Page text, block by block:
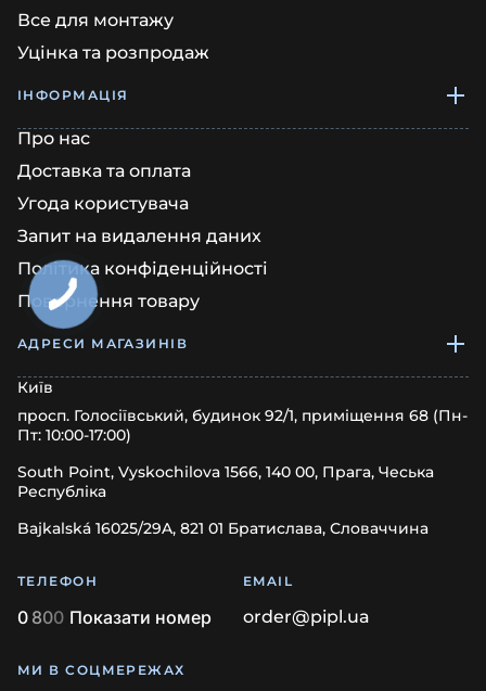
Все для монтажу
Уцінка та розпродаж
ІНФОРМАЦІЯ
Про нас
Доставка та оплата
Угода користувача
Запит на видалення даних
Політика конфіденційності
Повернення товару
АДРЕСИ МАГАЗИНІВ
Київ
просп. Голосіївський, будинок 92/1, приміщення 68 (Пн-
Пт: 10:00-17:00)
South Point, Vyskochilova 1566, 140 00, Прага, Чеська
Республіка
Bajkalská 16025/29A, 821 01 Братислава, Словаччина
ТЕЛЕФОН
0 800 Показати номер
EMAIL
order@pipl.ua
МИ В СОЦМЕРЕЖАХ